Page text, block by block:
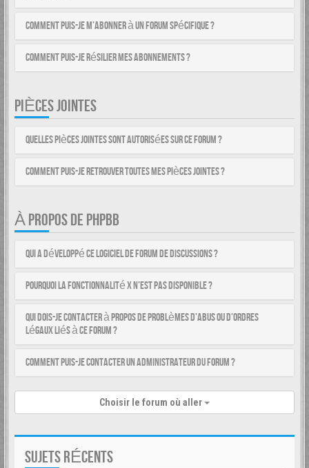
Comment puis-je m’abonner à un forum spécifique ?
Comment puis-je résilier mes abonnements ?
PIÈCES JOINTES
Quelles pièces jointes sont autorisées sur ce forum ?
Comment puis-je retrouver toutes mes pièces jointes ?
À PROPOS DE PHPBB
Qui a développé ce logiciel de forum de discussions ?
Pourquoi la fonctionnalité X n’est pas disponible ?
Qui dois-je contacter à propos de problèmes d’abus ou d’ordres
légaux liés à ce forum ?
Comment puis-je contacter un administrateur du forum ?
Choisir le forum où aller
SUJETS RÉCENTS